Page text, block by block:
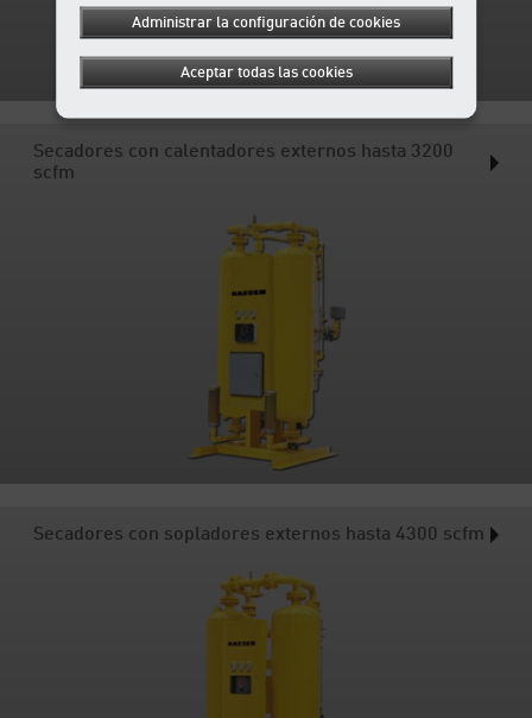
Secadores con calentadores externos hasta 3200
scfm
Secadores con sopladores externos hasta 4300 scfm
Administrar la configuración de cookies
Aceptar todas las cookies